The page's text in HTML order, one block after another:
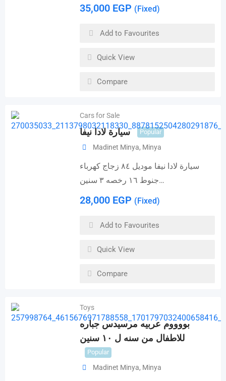
35,000 EGP (Fixed)
Add to Favourites
Quick View
Compare
Cars for Sale
سيارة لادا نيفا Popular
Madinet Minya, Minya
سيارة لادا نيفا موديل ٨٤ زجاج كهرباء
جنوط ١٦ رخصه ٣ سنين…
28,000 EGP (Fixed)
Add to Favourites
Quick View
Compare
Toys
بووووم عربيه مرسيدس جباره
للاطفال من سنه ل ١٠ سنين
Popular
Madinet Minya, Minya